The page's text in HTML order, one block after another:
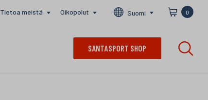
Tietoa meistä Oikopolut Suomi 0
SANTASPORT SHOP